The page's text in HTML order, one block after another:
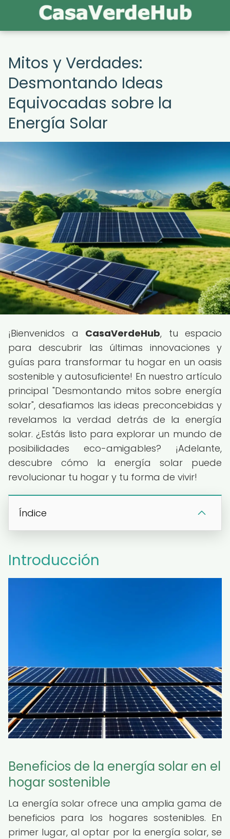
Mitos y Verdades:
Desmontando Ideas
Equivocadas sobre la
Energía Solar
¡Bienvenidos a CasaVerdeHub, tu espacio
para descubrir las últimas innovaciones y
guías para transformar tu hogar en un oasis
sostenible y autosuficiente! En nuestro artículo
principal "Desmontando mitos sobre energía
solar", desafiamos las ideas preconcebidas y
revelamos la verdad detrás de la energía
solar. ¿Estás listo para explorar un mundo de
posibilidades eco-amigables? ¡Adelante,
descubre cómo la energía solar puede
revolucionar tu hogar y tu forma de vivir!
Índice
Introducción
Beneficios de la energía solar en el
hogar sostenible
La energía solar ofrece una amplia gama de
beneficios para los hogares sostenibles. En
primer lugar, al optar por la energía solar, se